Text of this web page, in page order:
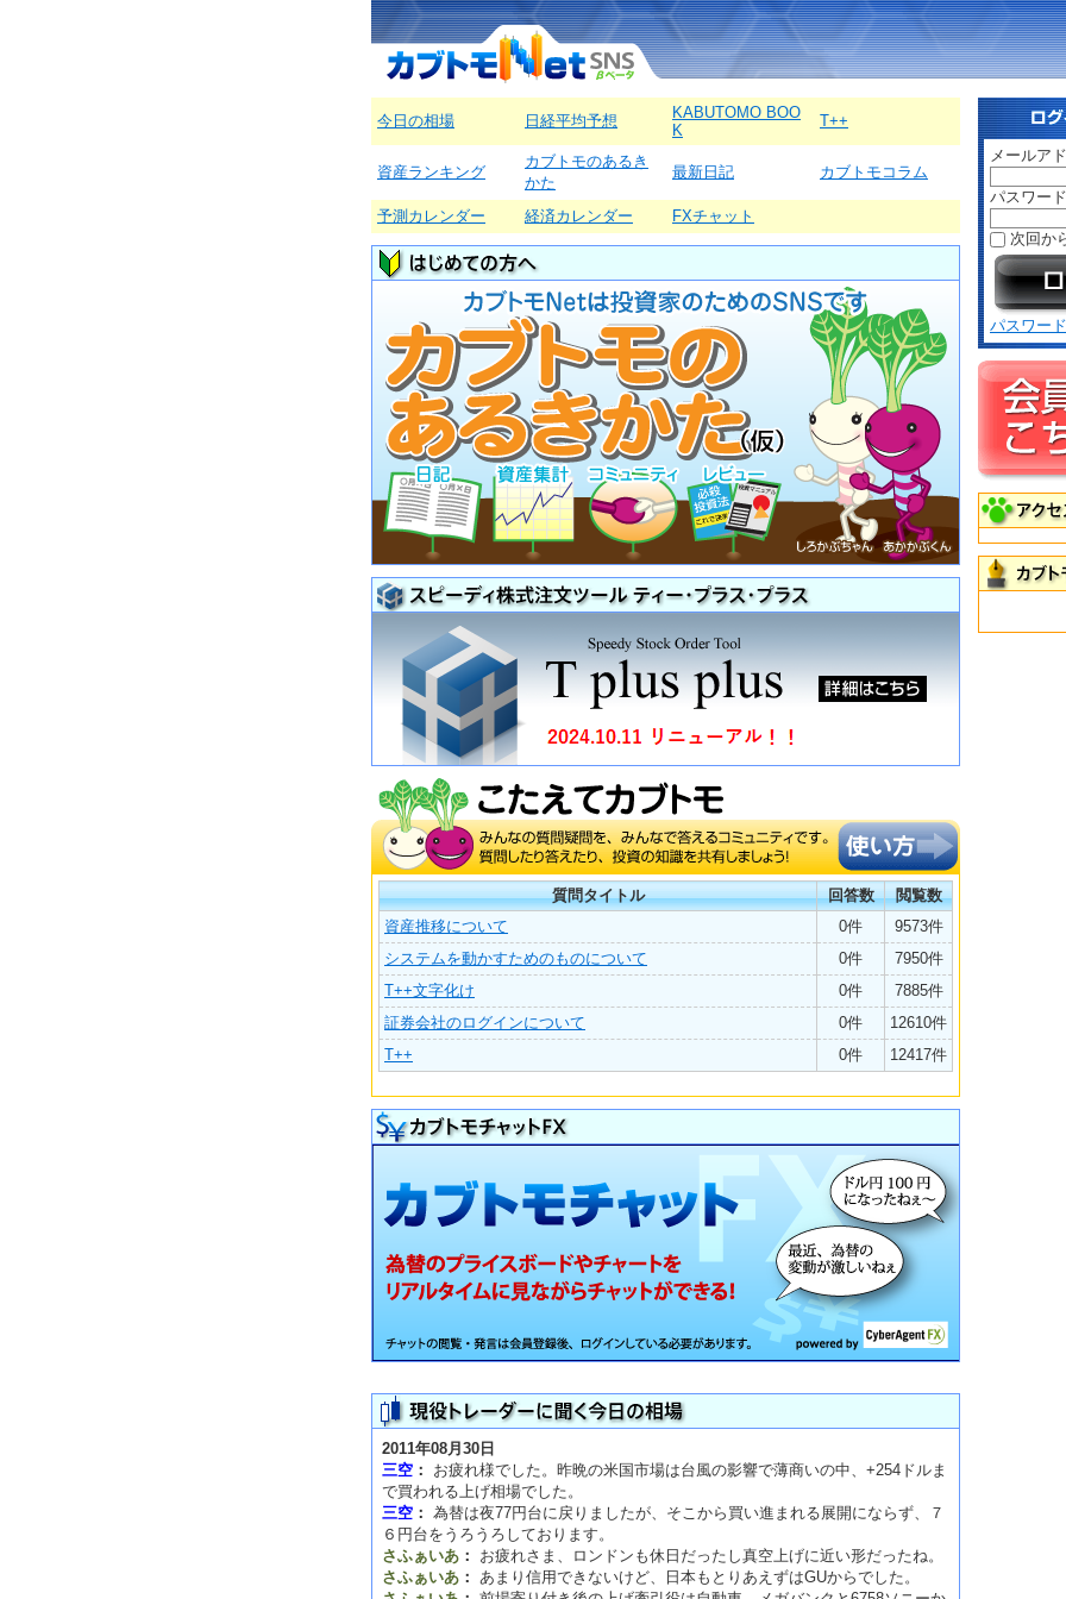
今日の相場 日経平均予想
KABUTOMO BOO
K
T++
資産ランキング
カブトモのあるき
かた
最新日記 カブトモコラム
予測カレンダー 経済カレンダー FXチャット
質問タイトル 回答数
閲覧数
資産推移について
0件
9573件
システムを動かすためのものについて
0件
7950件
T++文字化け
0件
7885件
証券会社のログインについて
0件
12610件
T++
0件 12417件
2011年08月30日
三空 ：
お疲れ様でした。昨晩の米国市場は台風の影響で薄商いの中、+254ドルま
で買われる上げ相場でした。
三空 ： 為替は夜77円台に戻りましたが、そこから買い進まれる展開にならず、７
６円台をうろうろしております。
さふぁいあ ：
お疲れさま、ロンドンも休日だったし真空上げに近い形だったね。
さふぁいあ ： あまり信用できないけど、日本もとりあえずはGUからでした。
メールア
パスワード
次回か
パスワー